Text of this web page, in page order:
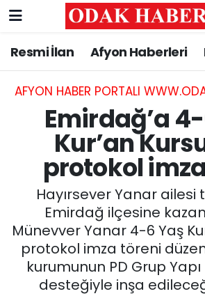
Resmi İlan Afyon Haberleri
AFYON HABER PORTALI
Emirdağ’a
Kur’an
protokol
Hayırsever Yanar ailesi
Emirdağ ilçesine
Münevver Yanar 4-6 Yaş
protokol imza töreni
kurumunun PD Grup
desteğiyle inşa
AFYONKARAHİSAR
Resmi İlan
ASAYİŞ
GÜNCEL
SİYASET
EĞİTİM
MAGAZİN
Nöbetçi Eczaneler
Hava Durumu
Trafik Durumu
Süper Lig Puan Durumu
Tüm Manşetler
Son Dakika Haberleri
Haber Arşivi